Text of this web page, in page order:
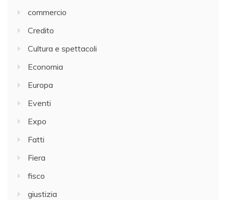
commercio
Credito
Cultura e spettacoli
Economia
Europa
Eventi
Expo
Fatti
Fiera
fisco
giustizia